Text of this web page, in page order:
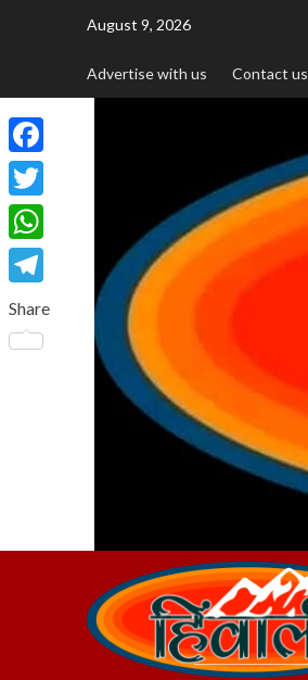
August 9, 2026
Advertise with us Contact us
Facebook
Twitter
WhatsApp
Telegram
Share